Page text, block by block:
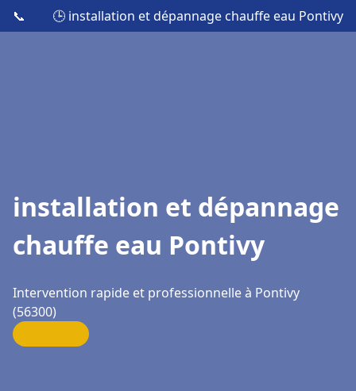
📞 🕒 installation et dépannage chauffe eau Pontivy
installation et dépannage
chauffe eau Pontivy
Intervention rapide et professionnelle à Pontivy
(56300)